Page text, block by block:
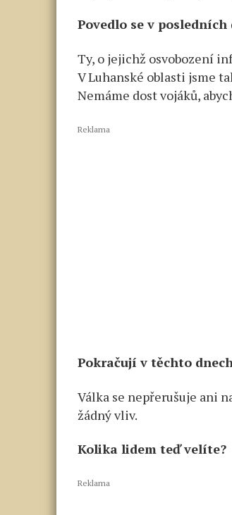
Povedlo se v
Ty, o jejichž osvobození
V Luhanské oblasti jsme
Nemáme dost vojáků,
Reklama
Pokračují v těchto
Válka se nepřerušuje ani
žádný vliv.
Kolika lidem teď velíte?
Reklama